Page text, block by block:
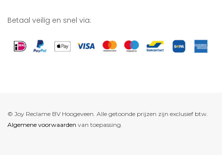
Betaal veilig en snel via:
© Joy Reclame BV Hoogeveen. Alle getoonde prijzen zijn exclusief btw.
Algemene voorwaarden van toepassing.